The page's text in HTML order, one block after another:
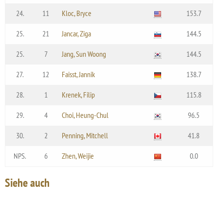
24. 11 Kloc, Bryce 153.7
25. 21 Jancar, Ziga 144.5
25. 7 Jang, Sun Woong 144.5
27. 12 Faisst, Jannik 138.7
28. 1 Krenek, Filip 115.8
29. 4 Choi, Heung-Chul 96.5
30. 2 Penning, Mitchell 41.8
NPS. 6 Zhen, Weijie 0.0
Siehe auch